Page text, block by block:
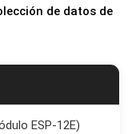
de datos de
ESP-12E)